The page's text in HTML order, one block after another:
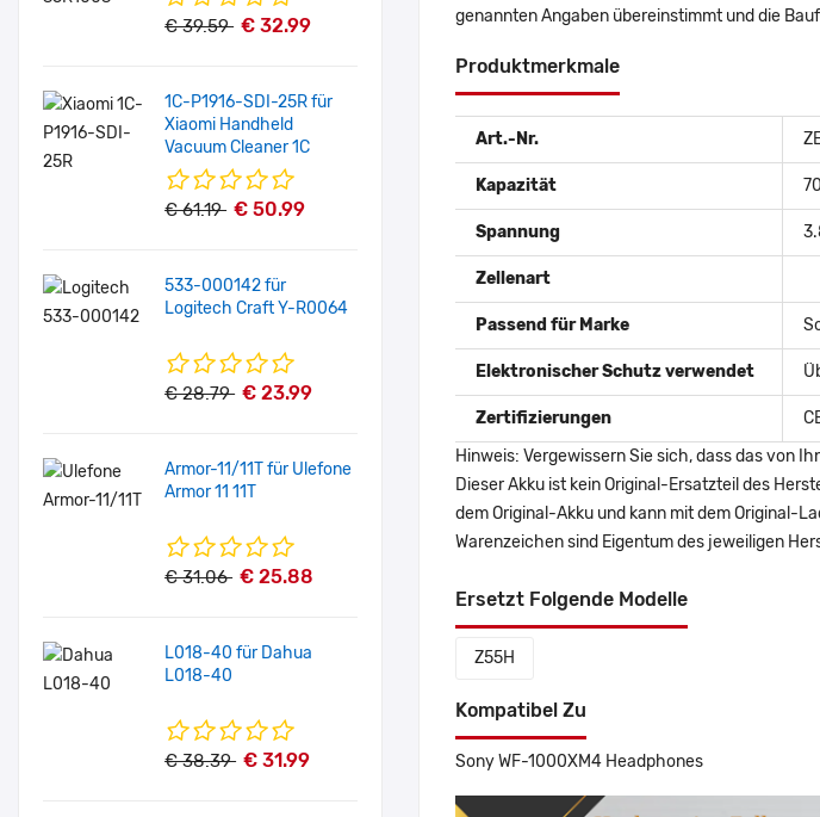
€ 39.59 € 32.99
1C-P1916-SDI-25R für
Xiaomi Handheld
Vacuum Cleaner 1C
€ 61.19 € 50.99
533-000142 für
Logitech Craft Y-R0064
€ 28.79 € 23.99
Armor-11/11T für Ulefone
Armor 11 11T
€ 31.06 € 25.88
L018-40 für Dahua
L018-40
€ 38.39 € 31.99
genannten Angaben übereinstimmt und die
Produktmerkmale
Art.-Nr.
Kapazität
Spannung
Zellenart
Passend für Marke
Elektronischer Schutz verwendet
Zertifizierungen
Hinweis: Vergewissern Sie sich, dass das von
Dieser Akku ist kein Original-Ersatzteil des
dem Original-Akku und kann mit dem Original-
Warenzeichen sind Eigentum des jeweiligen
Ersetzt Folgende Modelle
Z55H
Kompatibel Zu
Sony WF-1000XM4 Headphones